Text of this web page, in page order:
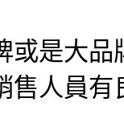
或是大
售人員有